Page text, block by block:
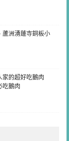
蘆洲湧蓮寺銅板小
家的超好吃鵝肉
吃鵝肉